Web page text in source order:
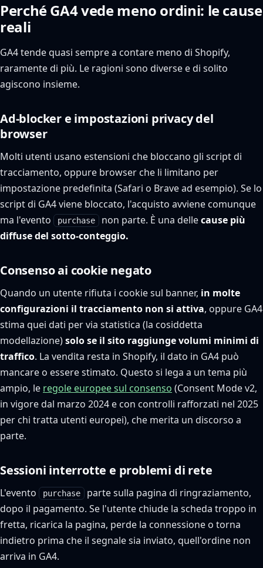
Perché GA4 vede meno ordini: le cause
reali
GA4 tende quasi sempre a contare meno di Shopify,
raramente di più. Le ragioni sono diverse e di solito
agiscono insieme.
Ad-blocker e impostazioni privacy del
browser
Molti utenti usano estensioni che bloccano gli script di
tracciamento, oppure browser che li limitano per
impostazione predefinita (Safari o Brave ad esempio). Se lo
script di GA4 viene bloccato, l'acquisto avviene comunque
ma l'evento
purchase non parte. È una dellecause più
diffuse del sotto-conteggio.
Consenso ai cookie negato
Quando un utente rifiuta i cookie sul banner, in molte
configurazioni il tracciamento non si attiva, oppure GA4
stima quei dati per via statistica (la cosiddetta
modellazione)solo se il sito raggiunge volumi minimi di
traffico. La vendita resta in Shopify, il dato in GA4 può
mancare o essere stimato. Questo si lega a un tema più
ampio, le regole europee sul consenso (Consent Mode v2,
in vigore dal marzo 2024 e con controlli rafforzati nel 2025
per chi tratta utenti europei), che merita un discorso a
parte.
Sessioni interrotte e problemi di rete
L'evento purchase parte sulla pagina di ringraziamento,
dopo il pagamento. Se l'utente chiude la scheda troppo in
fretta, ricarica la pagina, perde la connessione o torna
indietro prima che il segnale sia inviato, quell'ordine non
arriva in GA4.